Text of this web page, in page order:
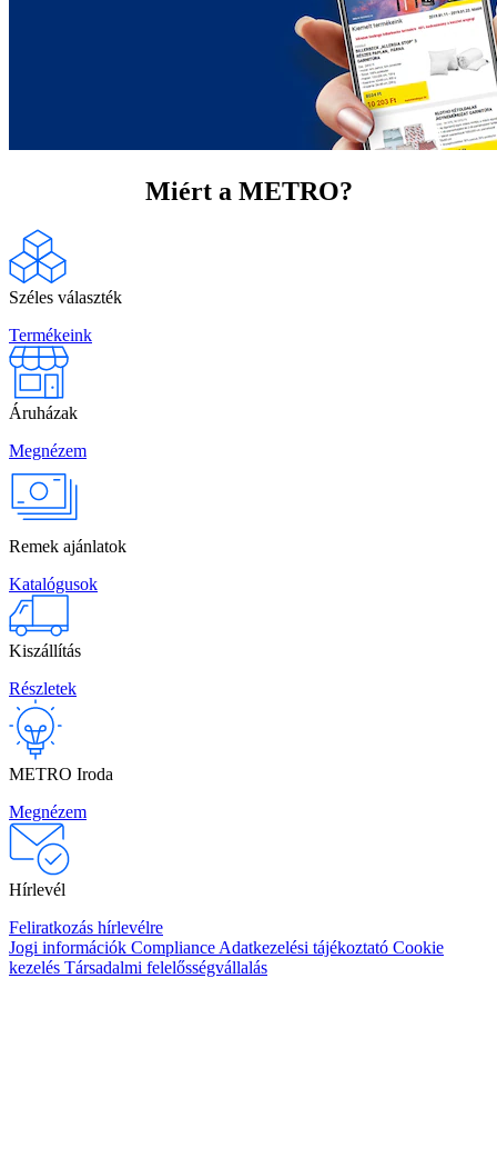
Miért a METRO?
Széles választék
Termékeink
Áruházak
Megnézem
Remek ajánlatok
Katalógusok
Kiszállítás
Részletek
METRO Iroda
Megnézem
Hírlevél
Feliratkozás hírlevélre
Jogi információk Compliance Adatkezelési tájékoztató Cookie
kezelés Társadalmi felelősségvállalás